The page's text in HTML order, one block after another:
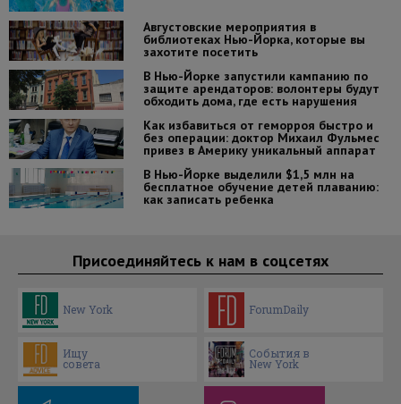
Августовские мероприятия в
библиотеках Нью-Йорка, которые вы
захотите посетить
В Нью-Йорке запустили кампанию по
защите арендаторов: волонтеры будут
обходить дома, где есть нарушения
Как избавиться от геморроя быстро и
без операции: доктор Михаил Фульмес
привез в Америку уникальный аппарат
В Нью-Йорке выделили $1,5 млн на
бесплатное обучение детей плаванию:
как записать ребенка
Присоединяйтесь к нам в соцсетях
New York ForumDaily
Ищу
совета
События в
New York